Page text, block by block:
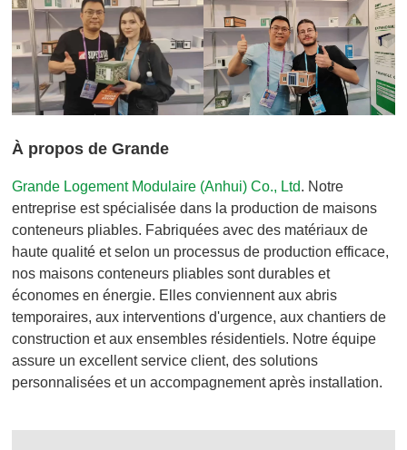
À propos de Grande
Grande Logement Modulaire (Anhui) Co., Ltd. Notre
entreprise est spécialisée dans la production de maisons
conteneurs pliables. Fabriquées avec des matériaux de
haute qualité et selon un processus de production efficace,
nos maisons conteneurs pliables sont durables et
économes en énergie. Elles conviennent aux abris
temporaires, aux interventions d'urgence, aux chantiers de
construction et aux ensembles résidentiels. Notre équipe
assure un excellent service client, des solutions
personnalisées et un accompagnement après installation.